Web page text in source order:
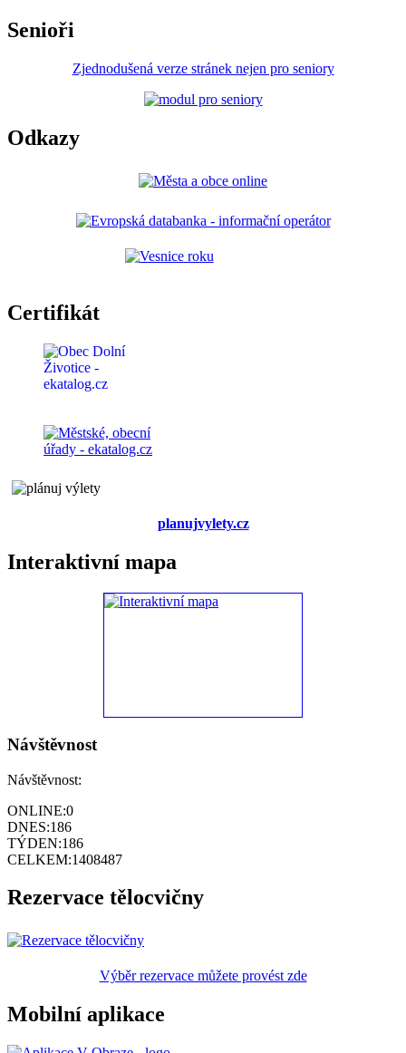
Senioři
Zjednodušená verze stránek nejen pro seniory
Odkazy
Certifikát
planujvylety.cz
Interaktivní mapa
Návštěvnost
Návštěvnost:
ONLINE:0
DNES:186
TÝDEN:186
CELKEM:1408487
Rezervace tělocvičny
Výběr rezervace můžete provést zde
Mobilní aplikace